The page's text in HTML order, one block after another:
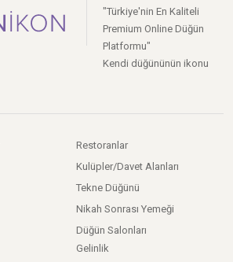
"Türkiye'nin En Kaliteli
Premium Online Düğün
Platformu"
Kendi düğününün ikonu
Restoranlar
Kulüpler/Davet Alanları
Tekne Düğünü
Nikah Sonrası Yemeği
Düğün Salonları
Gelinlik